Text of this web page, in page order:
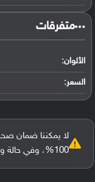
‏متفرقات‏
الألوان:
السعر:
لا يمكننا ضمان
100%، وفي حالة وجود خطأ يُرجى